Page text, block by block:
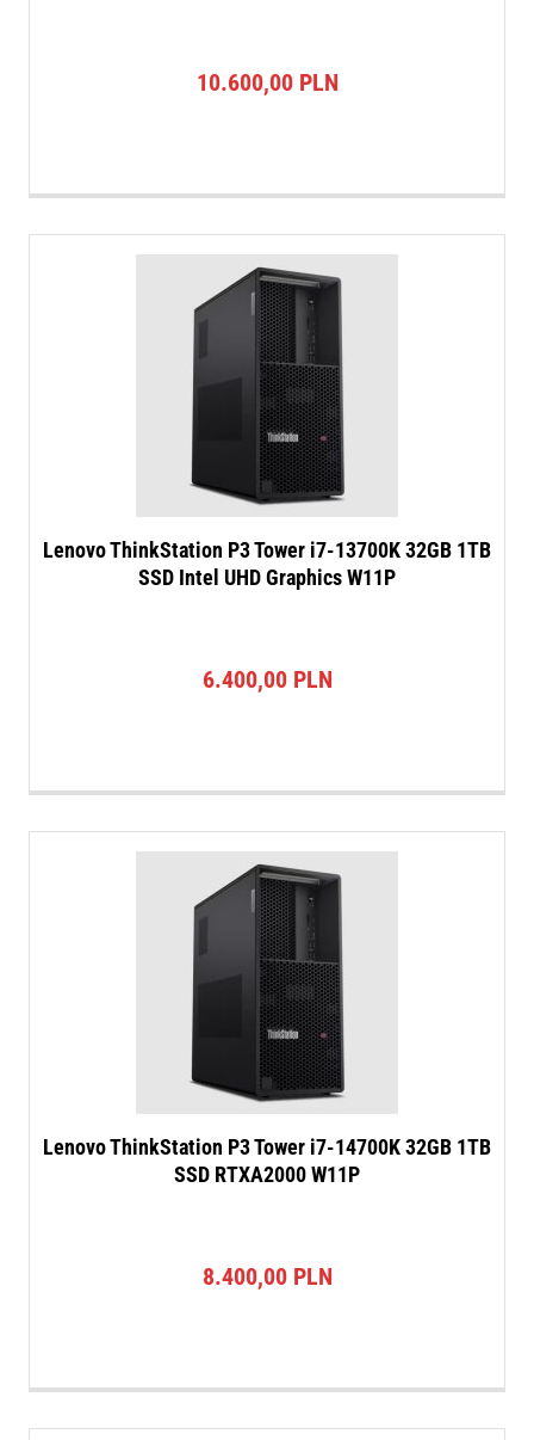
10.600,00 PLN
Lenovo ThinkStation P3 Tower i7-13700K 32GB 1TB
SSD Intel UHD Graphics W11P
6.400,00 PLN
Lenovo ThinkStation P3 Tower i7-14700K 32GB 1TB
SSD RTXA2000 W11P
8.400,00 PLN